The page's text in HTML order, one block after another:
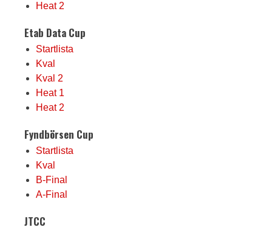
Heat 2
Etab Data Cup
Startlista
Kval
Kval 2
Heat 1
Heat 2
Fyndbörsen Cup
Startlista
Kval
B-Final
A-Final
JTCC